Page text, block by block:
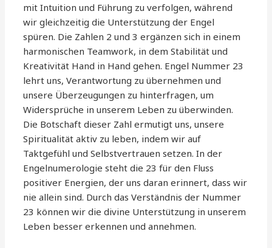
mit Intuition und Führung zu verfolgen, während
wir gleichzeitig die Unterstützung der Engel
spüren. Die Zahlen 2 und 3 ergänzen sich in einem
harmonischen Teamwork, in dem Stabilität und
Kreativität Hand in Hand gehen. Engel Nummer 23
lehrt uns, Verantwortung zu übernehmen und
unsere Überzeugungen zu hinterfragen, um
Widersprüche in unserem Leben zu überwinden.
Die Botschaft dieser Zahl ermutigt uns, unsere
Spiritualität aktiv zu leben, indem wir auf
Taktgefühl und Selbstvertrauen setzen. In der
Engelnumerologie steht die 23 für den Fluss
positiver Energien, der uns daran erinnert, dass wir
nie allein sind. Durch das Verständnis der Nummer
23 können wir die divine Unterstützung in unserem
Leben besser erkennen und annehmen.